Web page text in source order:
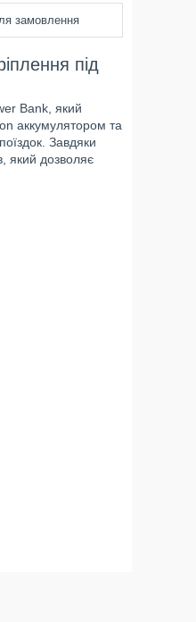
замовлення
під
Bank, який
аккумулятором та
Завдяки
який дозволяє